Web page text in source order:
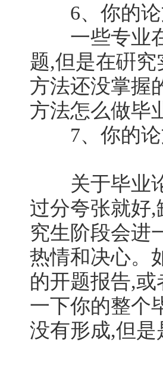
6、你的论
一些专业在
题,但是在硏
方法还没掌握
方法怎么做毕
7、你的论
关于毕业论
过分夸张就好
究生阶段会进
热情和决心。
的开题报告,
一下你的整个
没有形成,但